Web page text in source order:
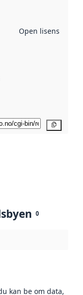
Open lisens
0
kan be om data,